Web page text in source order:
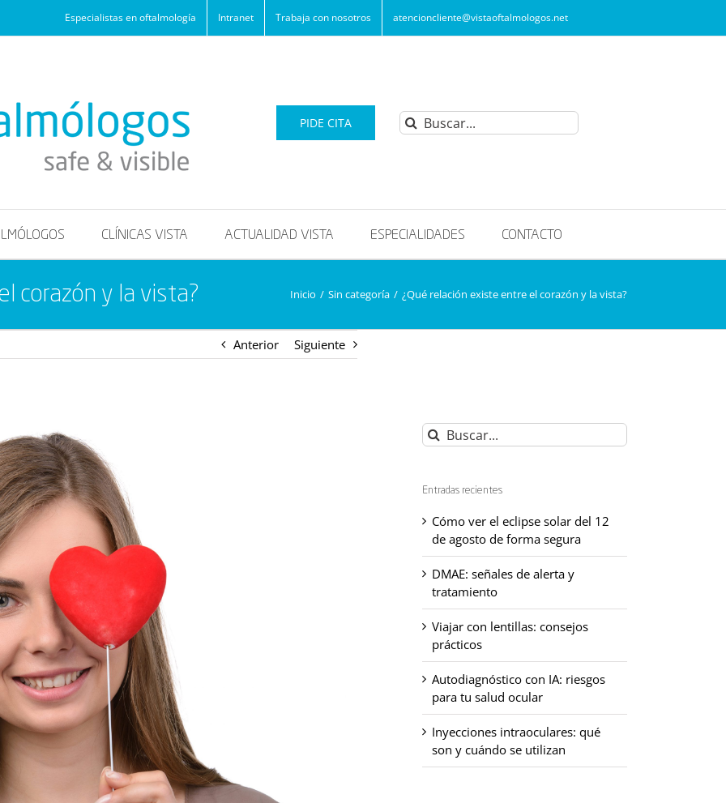
Especialistas en oftalmología Intranet Trabaja con nosotros atencioncliente@vistaoftalmologos.net
PIDE CITA Buscar:
CLÍNICAS VISTA ACTUALIDAD VISTA ESPECIALIDADES CONTACTO
corazón y la vista? Inicio / Sin categoría / ¿Qué relación existe entre el corazón y la vista?
Anterior Siguiente
Buscar:
Entradas recientes
Cómo ver el eclipse solar del 12
de agosto de forma segura
DMAE: señales de alerta y
tratamiento
Viajar con lentillas: consejos
prácticos
Autodiagnóstico con IA: riesgos
para tu salud ocular
Inyecciones intraoculares: qué
son y cuándo se utilizan